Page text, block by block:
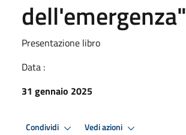
dell'emergenza"
Presentazione libro
Data :
31 gennaio 2025
Condividi Vedi azioni